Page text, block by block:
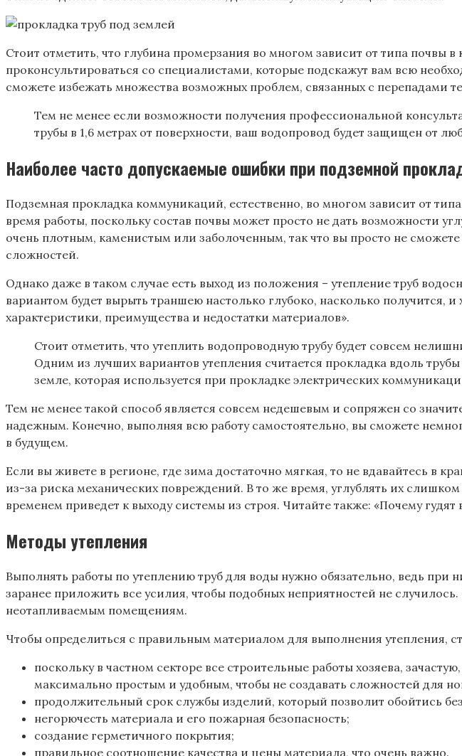
Стоит отметить, что глубина промерзания во многом зависит от типа почвы
проконсультироваться со специалистами, которые подскажут вам всю
сможете избежать множества возможных проблем, связанных с перепадами
Тем не менее если возможности получения профессиональной
трубы в 1,6 метрах от поверхности, ваш водопровод будет защищен от
Наиболее часто допускаемые ошибки при подземной
Подземная прокладка коммуникаций, естественно, во многом зависит от
время работы, поскольку состав почвы может просто не дать возможности
очень плотным, каменистым или заболоченным, так что вы просто не
сложностей.
Однако даже в таком случае есть выход из положения – утепление труб
вариантом будет вырыть траншею настолько глубоко, насколько получится,
характеристики, преимущества и недостатки материалов».
Стоит отметить, что утеплить водопроводную трубу будет совсем
Одним из лучших вариантов утепления считается прокладка вдоль
земле, которая используется при прокладке электрических
Тем не менее такой способ является совсем недешевым и сопряжен со
надежным. Конечно, выполняя всю работу самостоятельно, вы сможете
в будущем.
Если вы живете в регионе, где зима достаточно мягкая, то не вдавайтесь в
из-за риска механических повреждений. В то же время, углублять их
временем приведет к выходу системы из строя. Читайте также: «Почему
Методы утепления
Выполнять работы по утеплению труб для воды нужно обязательно, ведь при
заранее приложить все усилия, чтобы подобных неприятностей не
неотапливаемым помещениям.
Чтобы определиться с правильным материалом для выполнения утепления,
поскольку в частном секторе все строительные работы хозяева,
максимально простым и удобным, чтобы не создавать сложностей для
продолжительный срок службы изделий, который позволит обойтись
негорючесть материала и его пожарная безопасность;
создание герметичного покрытия;
правильное соотношение качества и цены материала, что очень важно.